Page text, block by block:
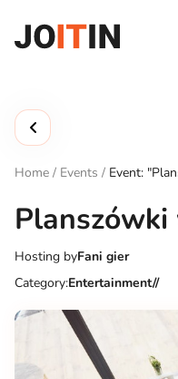
content
Home / Events / Event:
Hosting byFani gier
Category:Entertainment//